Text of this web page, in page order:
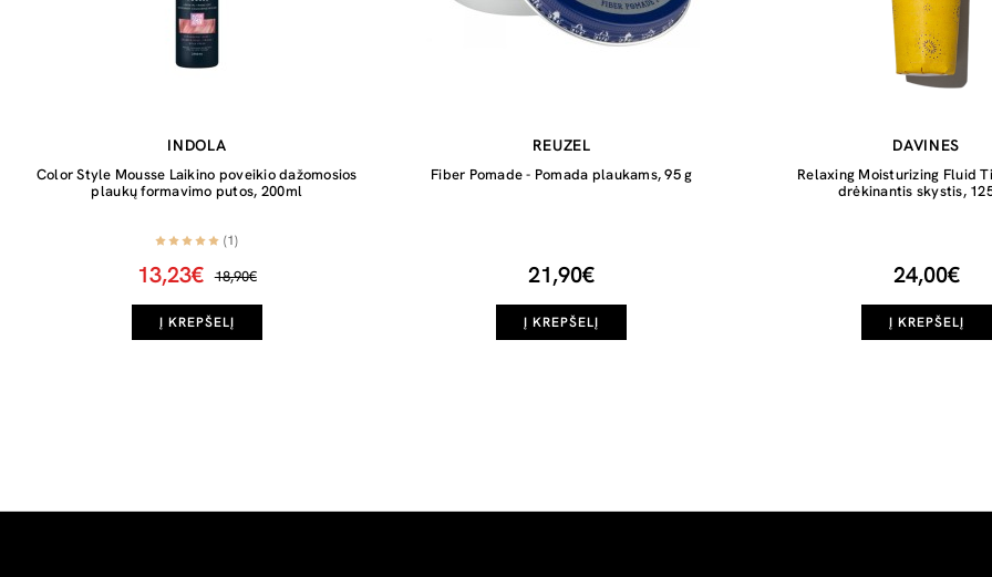
INDOLA
Color Style Mousse Laikino poveikio dažomosios
plaukų formavimo putos, 200ml
(1)
13,23€ 18,90€
Į KREPŠELĮ
REUZEL
Fiber Pomade - Pomada plaukams, 95 g
21,90€
Į KREPŠELĮ
DAVINES
Relaxing Moisturizing Fluid
drėkinantis skystis,
24,00€
Į KREPŠELĮ